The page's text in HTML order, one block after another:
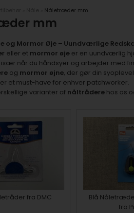
Nåletræder mm
mm
og Mormor Øje – Uundværlige
eller et mormor øjeer en uundværlig
især når du håndsyer og arbejder med
og mormor øjne, der gør din
et must-have for enhver patchworker.
varianter af nåltråderehos os
fra DMC
Blå
fra